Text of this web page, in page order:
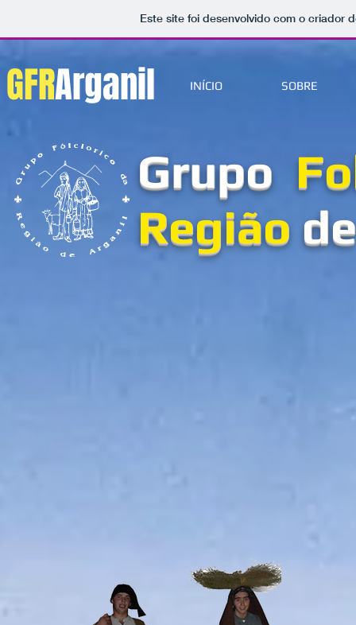
Este site foi desenvolvido com o criador
GFRArganil INÍCIO SOBRE
Grupo
Região